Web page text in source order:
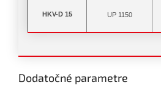
HKV-D 15 UP 1150
Dodatočné parametre